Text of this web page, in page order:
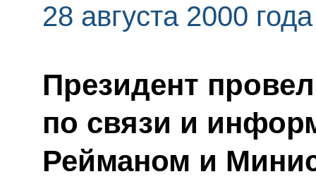
28 августа 2000 года
Президент
по связи и
Рейманом и